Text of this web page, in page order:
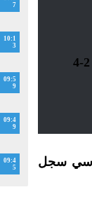
4-
سجل
7
10:1
3
09:5
9
09:4
9
09:4
5